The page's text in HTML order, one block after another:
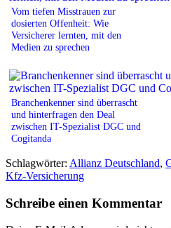
Vom tiefen Misstrauen zur
dosierten Offenheit: Wie
Versicherer lernten, mit den
Medien zu sprechen
Branchenkenner sind überrascht
und hinterfragen den Deal
zwischen IT-Spezialist DGC und
Cogitanda
Schlagwörter: Allianz Deutschland,
Kfz-Versicherung
Schreibe einen Kommentar